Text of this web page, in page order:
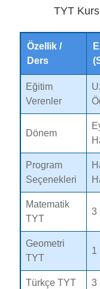
TYT
Özellik /
Ders
Eğitim
Verenler
Dönem
Program
Seçenekleri
Matematik
TYT
3
Geometri
TYT
1
Türkçe TYT 3